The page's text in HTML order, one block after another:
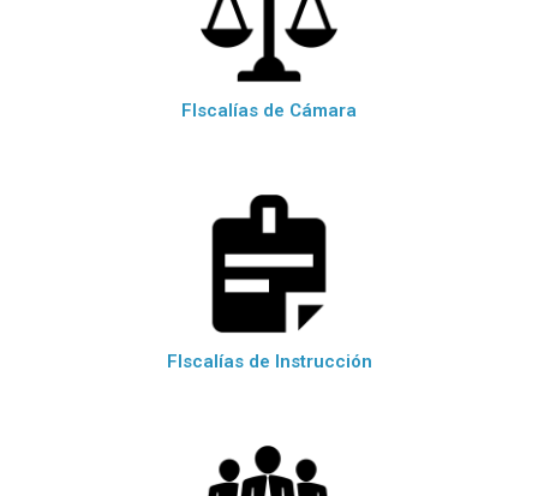
FIscalías de Cámara
FIscalías de Instrucción